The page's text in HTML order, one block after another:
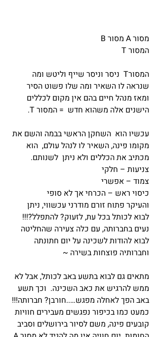
מסור A מסור B
המסור T
המסורT  ניסר וניסר שייף וליטש ומה
שנראה לו השאיר ומה שלו פשוט הסיר
ומאז מנהל חיים בהם אין מקום לכללים
הישנים אלה משהוא חדש  = המסור T.
עכשיו הוא  השחקן הראשי בבמה והשם את
מקומו פינה, השאיר לו לנהל עולם,  הוא
מכתיב את הכללים ולא ניתן  לשנותם.
צניעות – חלקי
צמוד – אפשרי
כיסוי ראש – הכרחי אך לא סופי
והעיקר פתוח זורם מודרני עכשווי, ניתן
לבוא לכותל בכל עת, לזעוק? להתפלל?!!!
נעים בחברותה, עם כלה צעירה שהחליטה
לבוא להודות לשכינה על יום חתונתה
וחברותיה פוצחות בשירה ~
מתאים גם לבוא בתשע באב לכותל, אבל לא
ממש להרגיש את כאב השכינה.  וכך תשע
באב הפך לאחלה מפגש…..חורבן? חברותה!!!
כמעט כמו בכיפור נפגשים מעבירים חוויות
קובעים פינה, משם לסיור בירושלים וסביב